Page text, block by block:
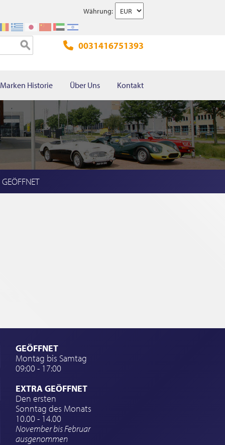
Währung:
0031416751393
Marken Historie Über Uns Kontakt
GEÖFFNET
Montag bis Samtag
09:00 - 17:00
EXTRA GEÖFFNET
Den ersten
Sonntag des Monats
10.00 - 14.00
November bis Februar
ausgenommen